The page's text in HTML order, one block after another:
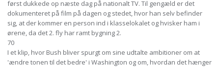
først dukkede op næste dag på nationalt TV. Til gengæld er det
dokumenteret på film på dagen og stedet, hvor han selv befinder
sig, at der kommer en person ind i klasselokalet og hvisker ham i
ørene, da det 2. fly har ramt bygning 2.
70
I et klip, hvor Bush bliver spurgt om sine udtalte ambitioner om at
'ændre tonen til det bedre' i Washington og om, hvordan det hænger